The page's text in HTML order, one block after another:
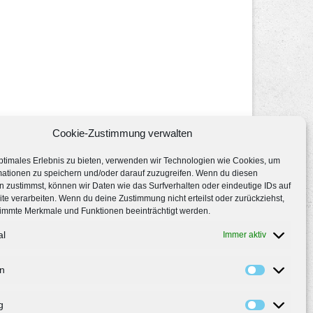
Cookie-Zustimmung verwalten
Erlebnis zu bieten, verwenden wir Technologien wie Cookies, um
zu speichern und/oder darauf zuzugreifen. Wenn du diesen
zustimmst, können wir Daten wie das Surfverhalten oder eindeutige IDs auf
verarbeiten. Wenn du deine Zustimmung nicht erteilst oder zurückziehst,
Merkmale und Funktionen beeinträchtigt werden.
Immer aktiv